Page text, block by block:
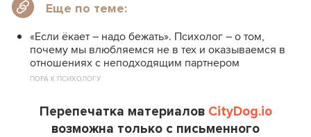
Еще по теме:
«Если ёкает – надо бежать». Психолог – о том,
почему мы влюбляемся не в тех и оказываемся в
отношениях с неподходящим партнером
ПОРА К ПСИХОЛОГУ
Перепечатка материалов CityDog.io
возможна только с письменного